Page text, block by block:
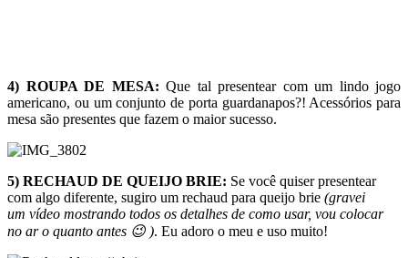
4) ROUPA DE MESA: Que tal presentear com um lindo jogo
americano, ou um conjunto de porta guardanapos?! Acessórios para
mesa são presentes que fazem o maior sucesso.
5) RECHAUD DE QUEIJO BRIE: Se você quiser presentear
com algo diferente, sugiro um rechaud para queijo brie (gravei
um vídeo mostrando todos os detalhes de como usar, vou colocar
no ar o quanto antes 😉 ). Eu adoro o meu e uso muito!